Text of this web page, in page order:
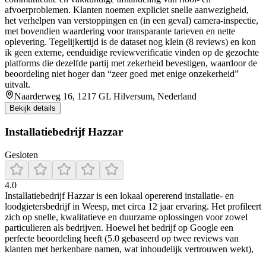
afvoerproblemen. Klanten noemen expliciet snelle aanwezigheid,
het verhelpen van verstoppingen en (in een geval) camera-inspectie,
met bovendien waardering voor transparante tarieven en nette
oplevering. Tegelijkertijd is de dataset nog klein (8 reviews) en kon
ik geen externe, eenduidige reviewverificatie vinden op de gezochte
platforms die dezelfde partij met zekerheid bevestigen, waardoor de
beoordeling niet hoger dan “zeer goed met enige onzekerheid”
uitvalt.
Naarderweg 16, 1217 GL Hilversum, Nederland
Bekijk details
Installatiebedrijf Hazzar
Gesloten
4.0
Installatiebedrijf Hazzar is een lokaal opererend installatie- en
loodgietersbedrijf in Weesp, met circa 12 jaar ervaring. Het profileert
zich op snelle, kwalitatieve en duurzame oplossingen voor zowel
particulieren als bedrijven. Hoewel het bedrijf op Google een
perfecte beoordeling heeft (5.0 gebaseerd op twee reviews van
klanten met herkenbare namen, wat inhoudelijk vertrouwen wekt),